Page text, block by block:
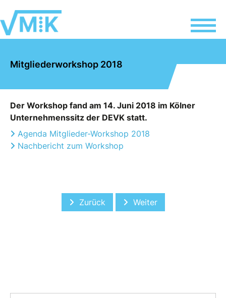
Mitgliederworkshop 2018
Der Workshop fand am 14. Juni 2018 im Kölner
Unternehmenssitz der DEVK statt.
Agenda Mitglieder-Workshop 2018
Nachbericht zum Workshop
Vorheriger Beitrag: Speedpraktikum
Zurück Nächster Beitrag:
Weiter